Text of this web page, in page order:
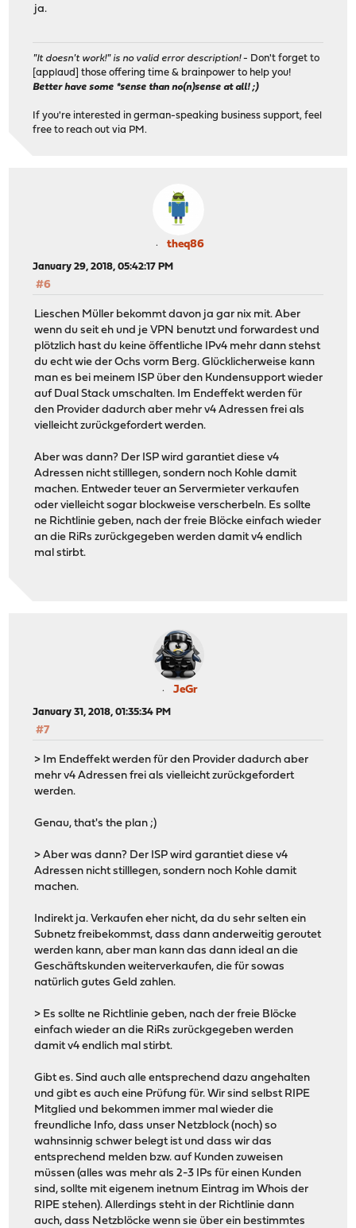
ja.
"It doesn't work!" is no valid error description!- Don't forget to
[applaud] those offering time & brainpower to help you!
Better have some *sense than no(n)sense at all! ;)
If you're interested in german-speaking business support, feel
free to reach out via PM.
theq86
January 29, 2018, 05:42:17 PM
#6
Lieschen Müller bekommt davon ja gar nix mit. Aber
wenn du seit eh und je VPN benutzt und forwardest und
plötzlich hast du keine öffentliche IPv4 mehr dann stehst
du echt wie der Ochs vorm Berg. Glücklicherweise kann
man es bei meinem ISP über den Kundensupport wieder
auf Dual Stack umschalten. Im Endeffekt werden für
den Provider dadurch aber mehr v4 Adressen frei als
vielleicht zurückgefordert werden.
Aber was dann? Der ISP wird garantiet diese v4
Adressen nicht stilllegen, sondern noch Kohle damit
machen. Entweder teuer an Servermieter verkaufen
oder vielleicht sogar blockweise verscherbeln. Es sollte
ne Richtlinie geben, nach der freie Blöcke einfach wieder
an die RiRs zurückgegeben werden damit v4 endlich
mal stirbt.
JeGr
January 31, 2018, 01:35:34 PM
#7
> Im Endeffekt werden für den Provider dadurch aber
mehr v4 Adressen frei als vielleicht zurückgefordert
werden.
Genau, that's the plan ;)
> Aber was dann? Der ISP wird garantiet diese v4
Adressen nicht stilllegen, sondern noch Kohle damit
machen.
Indirekt ja. Verkaufen eher nicht, da du sehr selten ein
Subnetz freibekommst, dass dann anderweitig geroutet
werden kann, aber man kann das dann ideal an die
Geschäftskunden weiterverkaufen, die für sowas
natürlich gutes Geld zahlen.
> Es sollte ne Richtlinie geben, nach der freie Blöcke
einfach wieder an die RiRs zurückgegeben werden
damit v4 endlich mal stirbt.
Gibt es. Sind auch alle entsprechend dazu angehalten
und gibt es auch eine Prüfung für. Wir sind selbst RIPE
Mitglied und bekommen immer mal wieder die
freundliche Info, dass unser Netzblock (noch) so
wahnsinnig schwer belegt ist und dass wir das
entsprechend melden bzw. auf Kunden zuweisen
müssen (alles was mehr als 2-3 IPs für einen Kunden
sind, sollte mit eigenem inetnum Eintrag im Whois der
RIPE stehen). Allerdings steht in der Richtlinie dann
auch, dass Netzblöcke wenn sie über ein bestimmtes